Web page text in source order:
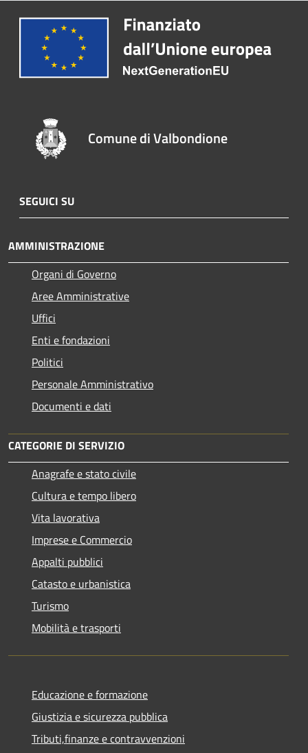
Comune di Valbondione
SEGUICI SU
AMMINISTRAZIONE
Organi di Governo
Aree Amministrative
Uffici
Enti e fondazioni
Politici
Personale Amministrativo
Documenti e dati
CATEGORIE DI SERVIZIO
Anagrafe e stato civile
Cultura e tempo libero
Vita lavorativa
Imprese e Commercio
Appalti pubblici
Catasto e urbanistica
Turismo
Mobilità e trasporti
Educazione e formazione
Giustizia e sicurezza pubblica
Tributi,finanze e contravvenzioni